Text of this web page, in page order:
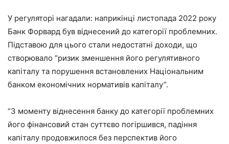
У регуляторі нагадали: наприкінці листопада 2022 року
Банк Форвард був віднесений до категорії проблемних.
Підставою для цього стали недостатні доходи, що
створювало “ризик зменшення його регулятивного
капіталу та порушення встановлених Національним
банком економічних нормативів капіталу”.
“З моменту віднесення банку до категорії проблемних
його фінансовий стан суттєво погіршився, падіння
капіталу продовжилося без перспектив його